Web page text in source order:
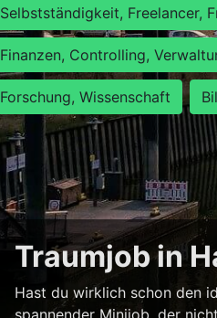
Selbstständigkeit, Freelancer,
Finanzen, Controlling,
Forschung, Wissenschaft
Traumjob in
Hast du wirklich schon den